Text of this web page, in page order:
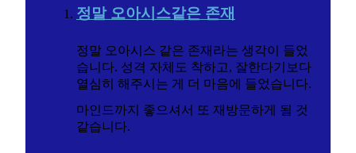
정말 오아시스같은 존재
정말 오아시스 같은 존재라는 생각이 들었
습니다. 성격 자체도 착하고, 잘한다기보다
열심히 해주시는 게 더 마음에 들었습니다.
마인드까지 좋으셔서 또 재방문하게 될 것
같습니다.